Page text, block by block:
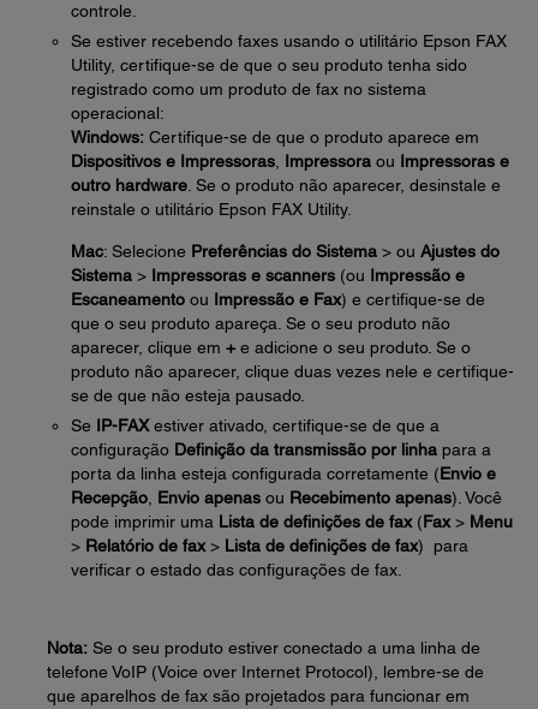
controle.
Se estiver recebendo faxes usando o utilitário Epson FAX
Utility, certifique-se de que o seu produto tenha sido
registrado como um produto de fax no sistema
operacional:
Windows: Certifique-se de que o produto aparece em
Dispositivos e Impressoras Impressora ou Impressoras e
outro hardware . Se o produto não aparecer, desinstale e
reinstale o utilitário Epson FAX Utility.
Mac: Selecione Preferências do Sistema > ou Ajustes do
Sistema > Impressoras e scanners (ou Impressão e
Escaneamento ou Impressão e Fax) e certifique-se de
que o seu produto apareça. Se o seu produto não
aparecer, clique em +e adicione o seu produto. Se o
produto não aparecer, clique duas vezes nele e certifique-
se de que não esteja pausado.
Se IP-FAXestiver ativado, certifique-se de que a
configuração Definição da transmissão por linha para a
porta da linha esteja configurada corretamente (Envio e
Recepção Envio apenas ou Recebimento apenas). Você
pode imprimir uma Lista de definições de fax(Fax> Menu
> Relatório de fax> Lista de definições de fax) para
verificar o estado das configurações de fax.
Nota: Se o seu produto estiver conectado a uma linha de
telefone VoIP (Voice over Internet Protocol), lembre-se de
que aparelhos de fax são projetados para funcionar em